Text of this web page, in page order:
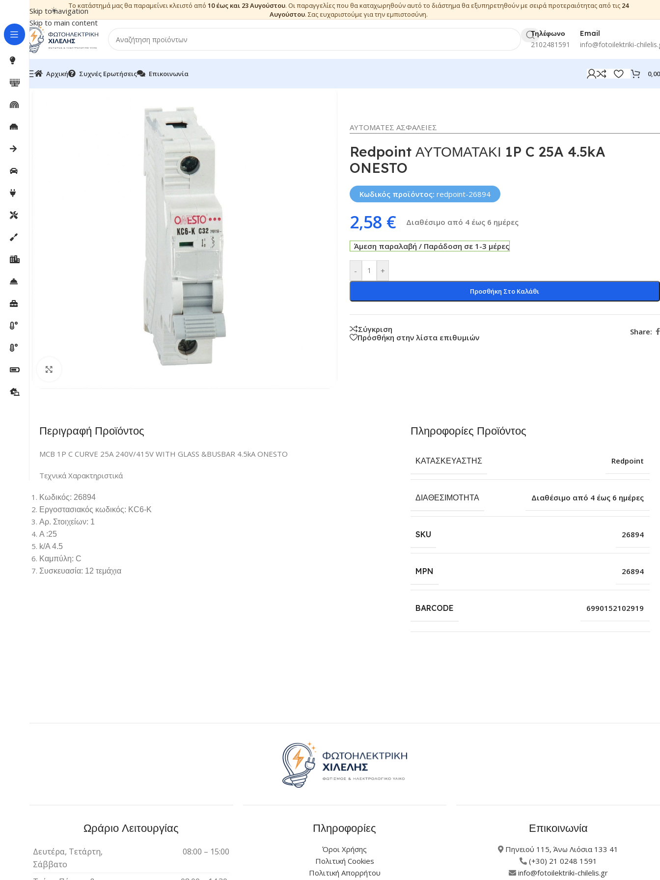
Skip to navigation
Skip to main content
☀️ Το κατάστημά μας θα παραμείνει κλειστό από 10 έως και 23 Αυγούστου. Οι παραγγελίες που θα καταχωρηθούν αυτό το διάστημα θα εξυπηρετηθούν με σειρά προτεραιότητας από τις 24
Αυγούστου. Σας ευχαριστούμε για την εμπιστοσύνη.
Τηλέφωνο
2102481591
Email
info@fotoilektriki-
Αρχική Συχνές Ερωτήσεις Επικοινωνία
ΑΥΤΟΜΑΤΕΣ ΑΣΦΑΛΕΙΕΣ
Redpoint ΑΥΤΟΜΑΤΑΚΙ 1P C 25A 4.5kA
ONESTO
Κωδικός προϊόντος: redpoint-26894
2,58 € Διαθέσιμο από 4 έως 6 ημέρες
Άμεση παραλαβή / Παράδοση σε 1-3 μέρες
- +
Προσθήκη Στο Καλάθι
Σύγκριση
Πρόσθήκη στην λίστα επιθυμιών
Share:
Περιγραφή Προϊόντος
MCB 1P C CURVE 25A 240V/415V WITH GLASS &BUSBAR 4.5kA ONESTO
Τεχνικά Χαρακτηριστικά
Κωδικός: 26894
Εργοστασιακός κωδικός: KC6-K
Αρ. Στοιχείων: 1
Α :25
k/A 4.5
Καμπύλη: C
Συσκευασία: 12 τεμάχια
Πληροφορίες Προϊόντος
ΚΑΤΑΣΚΕΥΑΣΤΉΣ Redpoint
ΔΙΑΘΕΣΙΜΌΤΗΤΑ Διαθέσιμο από 4 έως 6 ημέρες
SKU 26894
MPN 26894
BARCODE 6990152102919
Ωράριο Λειτουργίας
Δευτέρα, Τετάρτη,
Σάββατο
08:00 – 15:00
Πληροφορίες
Όροι Χρήσης
Πολιτική Cookies
Πολιτική Απορρήτου
Επικοινωνία
Πηνειού 115, Άνω Λιόσια 133 41
(+30) 21 0248 1591
info@fotoilektriki-chilelis.gr